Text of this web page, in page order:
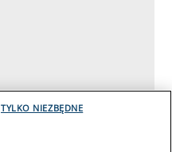
TYLKO NIEZBĘDNE